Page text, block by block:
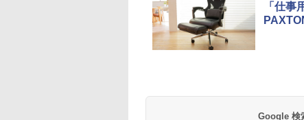
「仕事
Google 検